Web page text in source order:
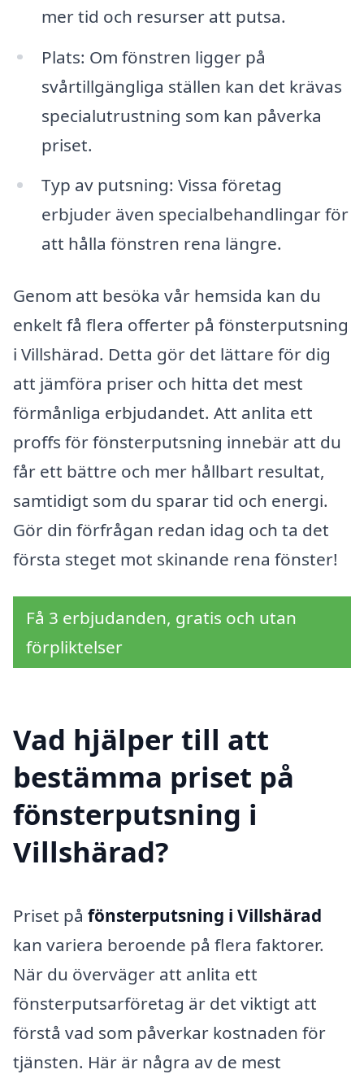
mer tid och resurser att putsa.
Plats: Om fönstren ligger på
svårtillgängliga ställen kan det krävas
specialutrustning som kan påverka
priset.
Typ av putsning: Vissa företag
erbjuder även specialbehandlingar för
att hålla fönstren rena längre.
Genom att besöka vår hemsida kan du
enkelt få flera offerter på fönsterputsning
i Villshärad. Detta gör det lättare för dig
att jämföra priser och hitta det mest
förmånliga erbjudandet. Att anlita ett
proffs för fönsterputsning innebär att du
får ett bättre och mer hållbart resultat,
samtidigt som du sparar tid och energi.
Gör din förfrågan redan idag och ta det
första steget mot skinande rena fönster!
Få 3 erbjudanden, gratis och utan
förpliktelser
Vad hjälper till att
bestämma priset på
fönsterputsning i
Villshärad?
Priset på fönsterputsning i Villshärad
kan variera beroende på flera faktorer.
När du överväger att anlita ett
fönsterputsarföretag är det viktigt att
förstå vad som påverkar kostnaden för
tjänsten. Här är några av de mest